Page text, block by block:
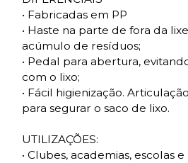
• Fabricadas em PP
• Haste na parte de fora da
acúmulo de resíduos;
• Pedal para abertura,
com o lixo;
• Fácil higienização.
para segurar o saco de lixo.
UTILIZAÇÕES:
• Clubes, academias, escolas